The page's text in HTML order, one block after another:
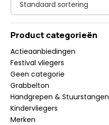
Product categorieën
Actieaanbiedingen
Festival vliegers
Geen categorie
Grabbelton
Handgrepen & Stuurstangen
Kindervliegers
Merken